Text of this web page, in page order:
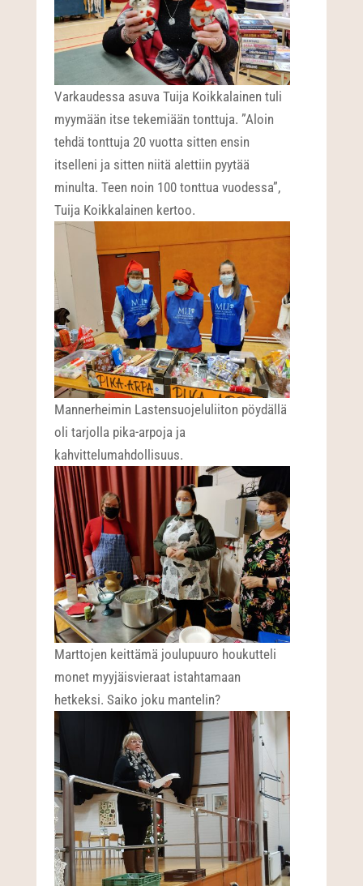
Varkaudessa asuva Tuija Koikkalainen tuli
myymään itse tekemiään tonttuja. ”Aloin
tehdä tonttuja 20 vuotta sitten ensin
itselleni ja sitten niitä alettiin pyytää
minulta. Teen noin 100 tonttua vuodessa”,
Tuija Koikkalainen kertoo.
Mannerheimin Lastensuojeluliiton pöydällä
oli tarjolla pika-arpoja ja
kahvittelumahdollisuus.
Marttojen keittämä joulupuuro houkutteli
monet myyjäisvieraat istahtamaan
hetkeksi. Saiko joku mantelin?